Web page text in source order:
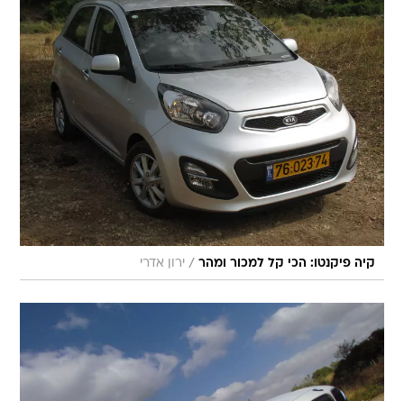
קיה פיקנטו: הכי קל למכור ומהר / ירון אדרי